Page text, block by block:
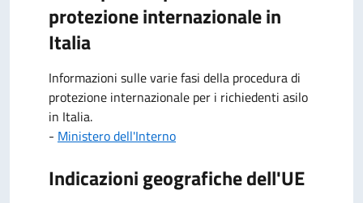
protezione internazionale in
Italia
Informazioni sulle varie fasi della procedura di
protezione internazionale per i richiedenti asilo
in Italia.
- Ministero dell'Interno
Indicazioni geografiche dell'UE